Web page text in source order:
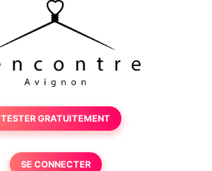
TESTER GRATUITEMENT
SE CONNECTER